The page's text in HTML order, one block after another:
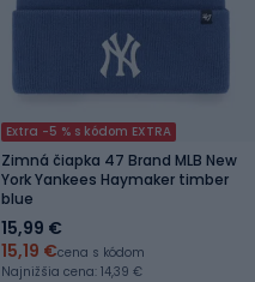
Extra -5 % s kódom EXTRA
Zimná čiapka 47 Brand MLB New
York Yankees Haymaker timber
blue
15,99 €
15,19 €cena s kódom
Najnižšia cena: 14,39 €